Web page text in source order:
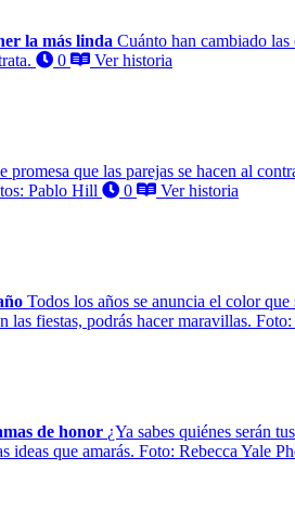
la más linda Cuánto han cambiado
0 Ver historia
promesa que las parejas se hacen al
Pablo Hill
0 Ver historia
Todos los años se anuncia el color
las fiestas, podrás hacer maravillas.
de honor ¿Ya sabes quiénes serán
que amarás. Foto: Rebecca Yale